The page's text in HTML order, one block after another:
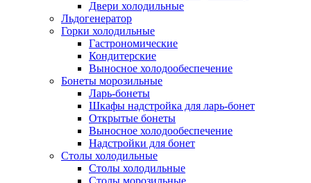
Двери холодильные
Льдогенератор
Горки холодильные
Гастрономические
Кондитерские
Выносное холодообеспечение
Бонеты морозильные
Ларь-бонеты
Шкафы надстройка для ларь-бонет
Открытые бонеты
Выносное холодообеспечение
Надстройки для бонет
Столы холодильные
Столы холодильные
Столы морозильные